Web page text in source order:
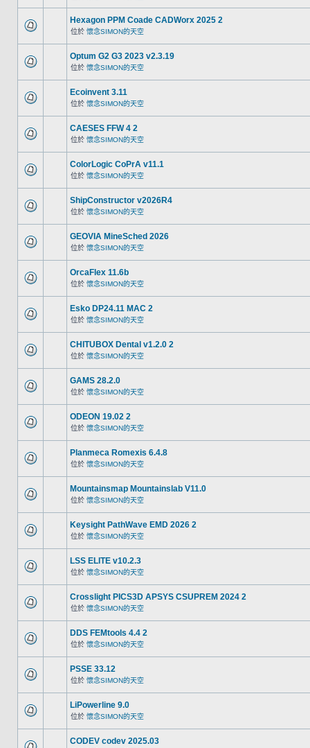
Hexagon PPM Coade CADWorx 2025 2
位於 懷念SIMON的天空
Optum G2 G3 2023 v2.3.19
位於 懷念SIMON的天空
Ecoinvent 3.11
位於 懷念SIMON的天空
CAESES FFW 4 2
位於 懷念SIMON的天空
ColorLogic CoPrA v11.1
位於 懷念SIMON的天空
ShipConstructor v2026R4
位於 懷念SIMON的天空
GEOVIA MineSched 2026
位於 懷念SIMON的天空
OrcaFlex 11.6b
位於 懷念SIMON的天空
Esko DP24.11 MAC 2
位於 懷念SIMON的天空
CHITUBOX Dental v1.2.0 2
位於 懷念SIMON的天空
GAMS 28.2.0
位於 懷念SIMON的天空
ODEON 19.02 2
位於 懷念SIMON的天空
Planmeca Romexis 6.4.8
位於 懷念SIMON的天空
Mountainsmap Mountainslab V11.0
位於 懷念SIMON的天空
Keysight PathWave EMD 2026 2
位於 懷念SIMON的天空
LSS ELITE v10.2.3
位於 懷念SIMON的天空
Crosslight PICS3D APSYS CSUPREM 2024 2
位於 懷念SIMON的天空
DDS FEMtools 4.4 2
位於 懷念SIMON的天空
PSSE 33.12
位於 懷念SIMON的天空
LiPowerline 9.0
位於 懷念SIMON的天空
CODEV codev 2025.03